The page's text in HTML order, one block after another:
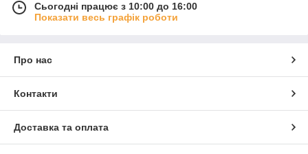
Сьогодні працює з 10:00 до 16:00
Показати весь графік роботи
Про нас
Контакти
Доставка та оплата